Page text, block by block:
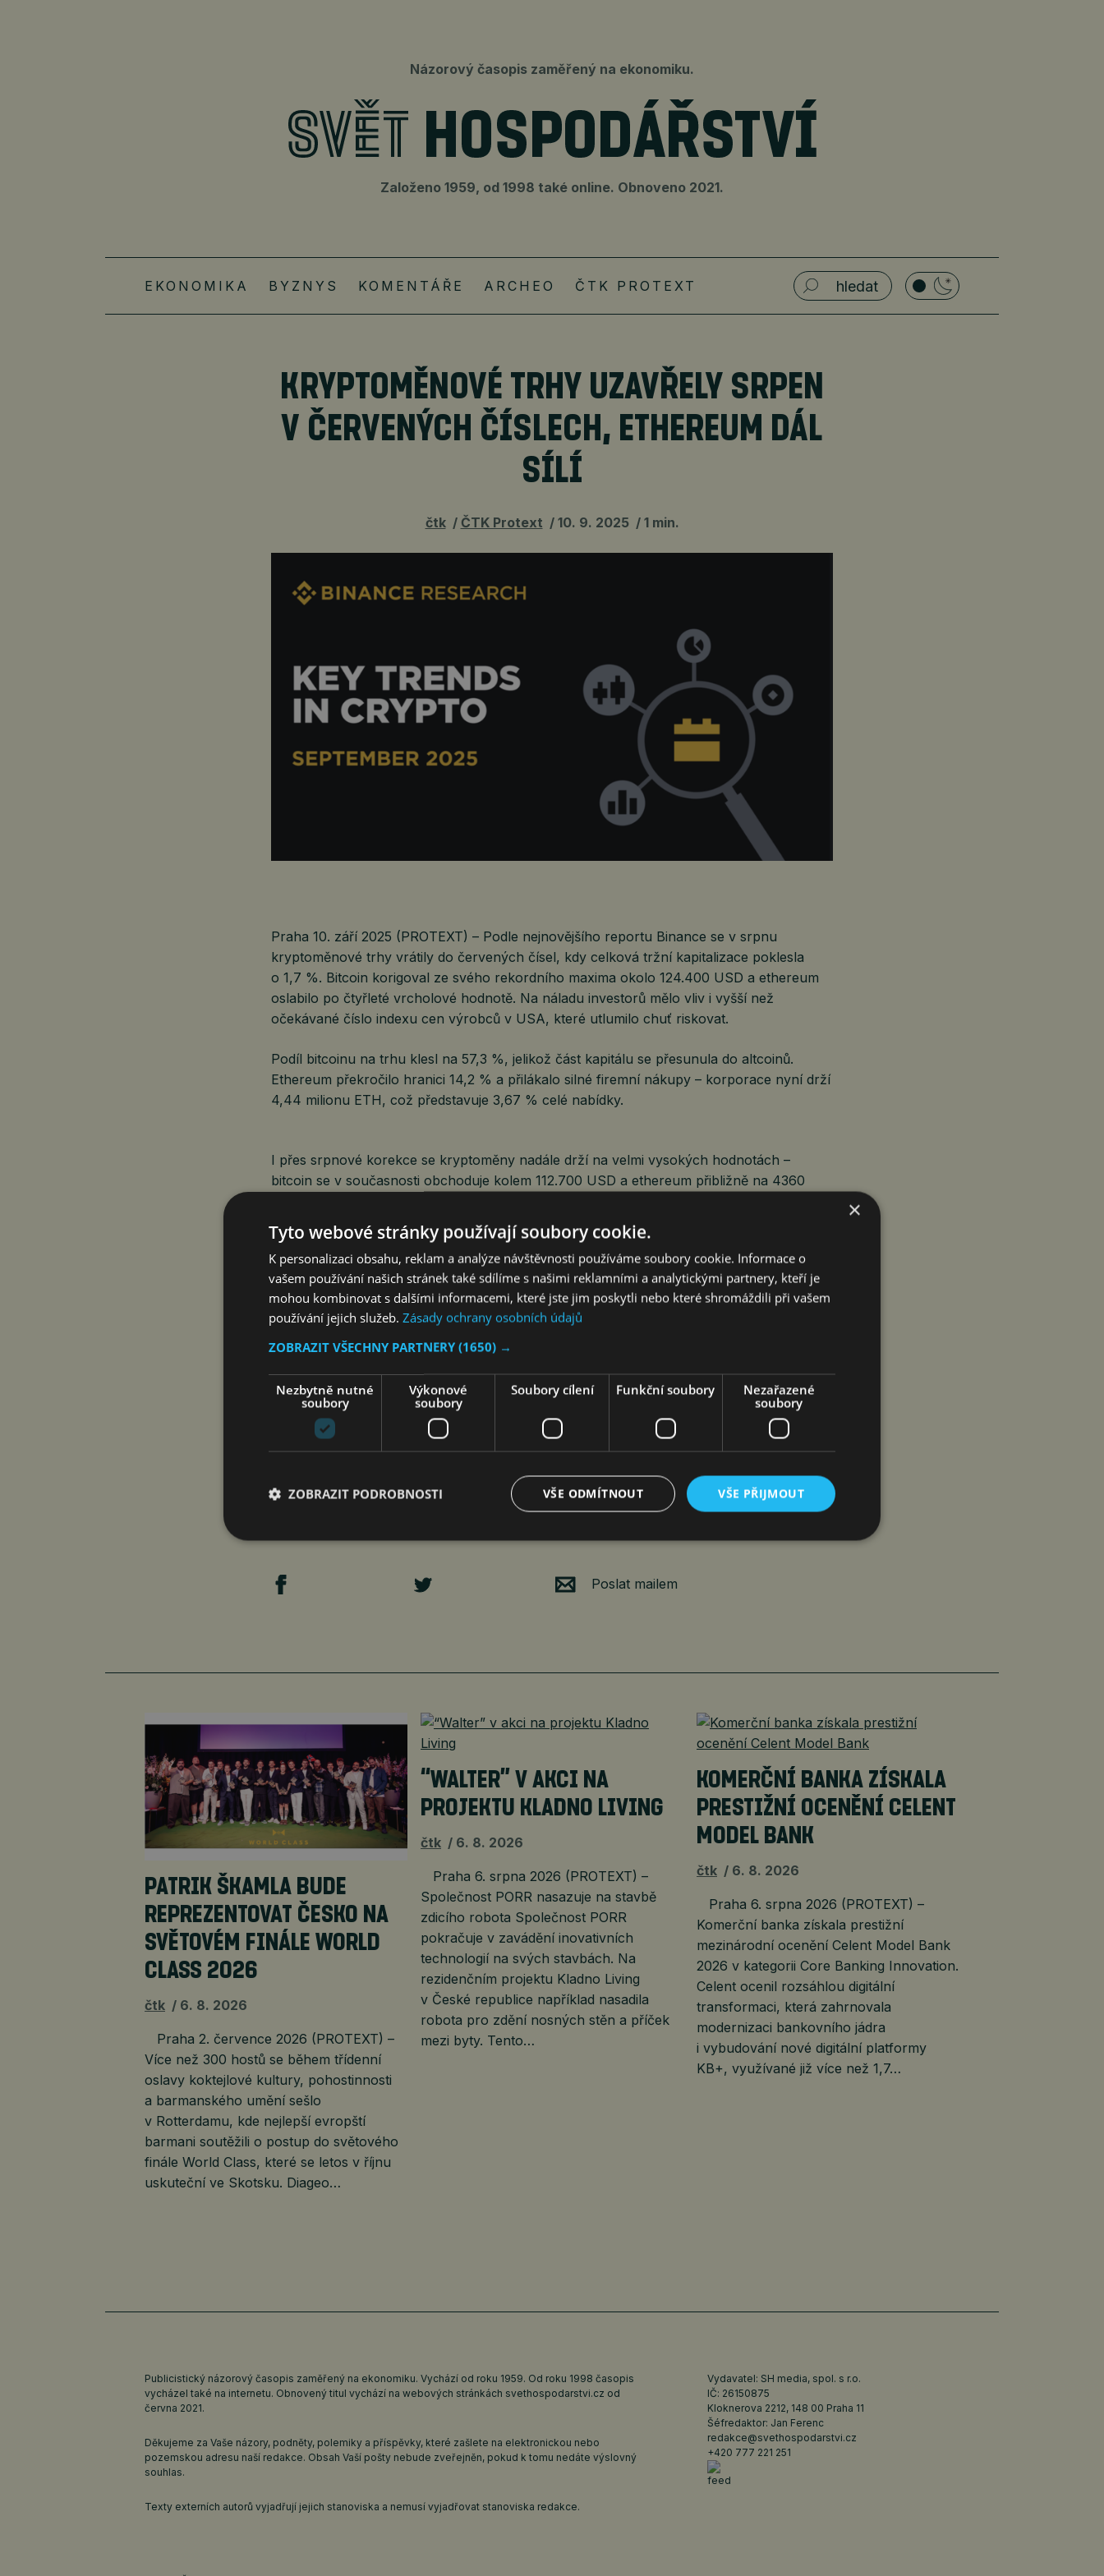
Názorový časopis zaměřený na ekonomiku.
Založeno 1959, od 1998 také online. Obnoveno 2021.
EKONOMIKA BYZNYS KOMENTÁŘE ARCHEO ČTK PROTEXT
KRYPTOMĚNOVÉ TRHY UZAVŘELY SRPEN
V ČERVENÝCH ČÍSLECH, ETHEREUM DÁL
SÍLÍ
čtk ČTK Protext 10. 9. 2025 1 min.
Praha 10. září 2025 (PROTEXT) – Podle nejnovějšího reportu Binance se v srpnu
kryptoměnové trhy vrátily do červených čísel, kdy celková tržní kapitalizace poklesla
o 1,7 %. Bitcoin korigoval ze svého rekordního maxima okolo 124.400 USD a ethereum
oslabilo po čtyřleté vrcholové hodnotě. Na náladu investorů mělo vliv i vyšší než
očekávané číslo indexu cen výrobců v USA, které utlumilo chuť riskovat.
Podíl bitcoinu na trhu klesl na 57,3 %, jelikož část kapitálu se přesunula do altcoinů.
Ethereum překročilo hranici 14,2 % a přilákalo silné firemní nákupy – korporace nyní drží
4,44 milionu ETH, což představuje 3,67 % celé nabídky.
I přes srpnové korekce se kryptoměny nadále drží na velmi vysokých hodnotách –
bitcoin se v současnosti obchoduje kolem 112.700 USD a ethereum přibližně na 4360
Historicky bývá září pro kryptoměny slabším měsícem – mezi lety 2017 a 2022 Bitcoin
vykázal šest ztrátových září v řadě. V posledních dvou letech se ale trend otočil a v roce
2024 dokonce zaznamenal nejlepší září ve své historii. Investoři proto napjatě sledují, zda
letos dokáže na tuto sérii navázat.
Zdroj: Binance
Poslat mailem
PATRIK ŠKAMLA BUDE
REPREZENTOVAT ČESKO NA
SVĚTOVÉM FINÁLE WORLD
CLASS 2026
čtk 6. 8. 2026
Praha 2. července 2026 (PROTEXT) –
Více než 300 hostů se během třídenní
oslavy koktejlové kultury, pohostinnosti
a barmanského umění sešlo
v Rotterdamu, kde nejlepší evropští
barmani soutěžili o postup do světového
finále World Class, které se letos v říjnu
uskuteční ve Skotsku. Diageo…
“WALTER” V AKCI NA
PROJEKTU KLADNO LIVING
čtk 6. 8. 2026
Praha 6. srpna 2026 (PROTEXT) –
Společnost PORR nasazuje na stavbě
zdicího robota Společnost PORR
pokračuje v zavádění inovativních
technologií na svých stavbách. Na
rezidenčním projektu Kladno Living
v České republice například nasadila
robota pro zdění nosných stěn a příček
mezi byty. Tento…
KOMERČNÍ BANKA ZÍSKALA
PRESTIŽNÍ OCENĚNÍ CELENT
MODEL BANK
čtk 6. 8. 2026
Praha 6. srpna 2026 (PROTEXT) –
Komerční banka získala prestižní
mezinárodní ocenění Celent Model Bank
2026 v kategorii Core Banking Innovation.
Celent ocenil rozsáhlou digitální
transformaci, která zahrnovala
modernizaci bankovního jádra
i vybudování nové digitální platformy
KB+, využívané již více než 1,7…
Publicistický názorový časopis zaměřený na ekonomiku. Vychází od roku 1959. Od roku 1998 časopis
vycházel také na internetu. Obnovený titul vychází na webových stránkách svethospodarstvi.cz od
června 2021.
Děkujeme za Vaše názory, podněty, polemiky a příspěvky, které zašlete na elektronickou nebo
pozemskou adresu naší redakce. Obsah Vaší pošty nebude zveřejněn, pokud k tomu nedáte výslovný
souhlas.
Texty externích autorů vyjadřují jejich stanoviska a nemusí vyjadřovat stanoviska redakce.
Vydavatel: SH media, spol. s r.o.
IČ: 26150875
Kloknerova 2212, 148 00 Praha 11
Šéfredaktor: Jan Ferenc
redakce@svethospodarstvi.cz
+420 777 221 251
×
Tyto webové stránky používají soubory cookie.
K personalizaci obsahu, reklam a analýze návštěvnosti používáme soubory cookie. Informace o
vašem používání našich stránek také sdílíme s našimi reklamními a analytickými partnery, kteří je
mohou kombinovat s dalšími informacemi, které jste jim poskytli nebo které shromáždili při vašem
používání jejich služeb. Zásady ochrany osobních údajů
ZOBRAZIT VŠECHNY PARTNERY (1650) →
Nezbytně nutné
soubory
Výkonové
soubory
Soubory cílení Funkční soubory
Nezařazené
soubory
VŠE PŘIJMOUT
VŠE ODMÍTNOUT
ZOBRAZIT PODROBNOSTI